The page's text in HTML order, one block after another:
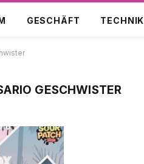
GESCHÄFT TECHNIK
GESCHWISTER